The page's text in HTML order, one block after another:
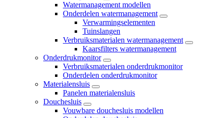
Watermanagement modellen
Onderdelen watermanagement
Verwarmingselementen
Tuinslangen
Verbruiksmaterialen watermanagement
Kaarsfilters watermanagement
Onderdrukmonitor
Verbruiksmaterialen onderdrukmonitor
Onderdelen onderdrukmonitor
Materialensluis
Panelen materialensluis
Douchesluis
Vouwbare douchesluis modellen